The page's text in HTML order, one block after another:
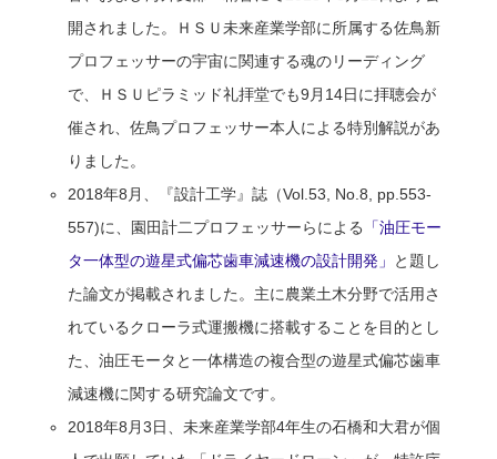
開されました。ＨＳＵ未来産業学部に所属する佐鳥新
プロフェッサーの宇宙に関連する魂のリーディング
で、ＨＳＵピラミッド礼拝堂でも9月14日に拝聴会が
催され、佐鳥プロフェッサー本人による特別解説があ
りました。
2018年8月、『設計工学』誌（Vol.53, No.8, pp.553-
557)に、園田計二プロフェッサーらによる
「油圧モー
タ一体型の遊星式偏芯歯車減速機の設計開発」
と題し
た論文が掲載されました。主に農業土木分野で活用さ
れているクローラ式運搬機に搭載することを目的とし
た、油圧モータと一体構造の複合型の遊星式偏芯歯車
減速機に関する研究論文です。
2018年8月3日、未来産業学部4年生の石橋和大君が個